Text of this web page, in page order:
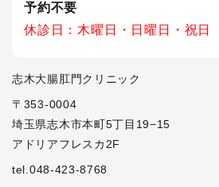
予約不要
休診日：木曜日・日曜日・祝日
志木大腸肛門クリニック
〒353-0004
埼玉県志木市本町5丁目19−15
アドリアフレスカ2F
tel.048-423-8768